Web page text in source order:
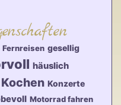
Fernreisen gesellig
häuslich
Kochen Konzerte
Motorrad fahren